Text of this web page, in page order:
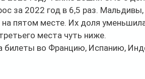
за 2022 год в 6,5 раз. Мальдивы,
на пятом месте. Их доля
места чуть ниже.
билеты во Францию, Испанию,